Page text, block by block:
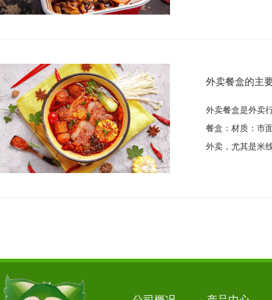
外卖餐盒的主
外卖餐盒是外卖
餐盒：材质：市
外卖，尤其是米